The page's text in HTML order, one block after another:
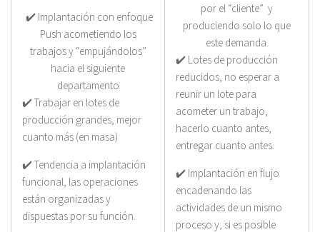
✔️ Implantación con enfoque
Push acometiendo los
trabajos y “empujándolos”
hacia el siguiente
departamento
✔️ Trabajar en lotes de
producción grandes, mejor
cuanto más (en masa)
✔️ Tendencia a implantación
funcional, las operaciones
están organizadas y
dispuestas por su función.
por el “cliente” y
produciendo solo lo que
este demanda.
✔️ Lotes de producción
reducidos, no esperar a
reunir un lote para
acometer un trabajo,
hacerlo cuanto antes,
entregar cuanto antes.
✔️ Implantación en flujo
encadenando las
actividades de un mismo
proceso y, si es posible